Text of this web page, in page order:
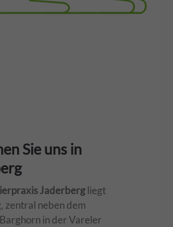
Sie uns in
Jaderbergliegt
zentral neben dem
in der Vareler